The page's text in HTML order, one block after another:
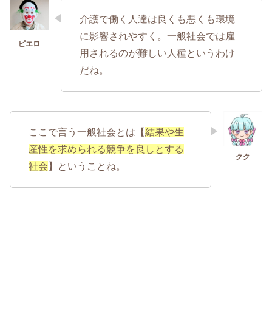
介護で働く人達は良くも悪くも環境
に影響されやすく。一般社会では雇
用されるのが難しい人種というわけ
だね。
ここで言う一般社会とは【結果や生
産性を求められる競争を良しとする
社会 】ということね。